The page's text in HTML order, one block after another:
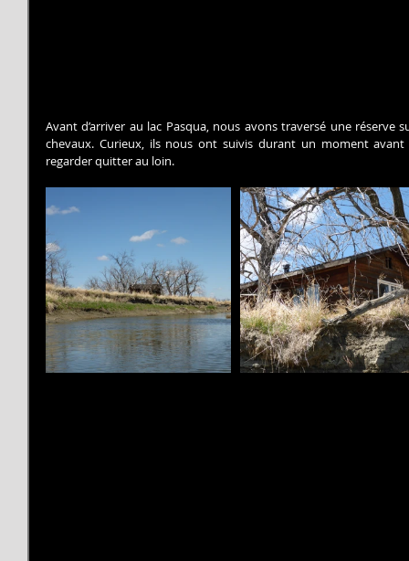
Avant d’arriver au lac Pasqua, nous avons traversé une réserve
chevaux. Curieux, ils nous ont suivis durant un moment
regarder quitter au loin.